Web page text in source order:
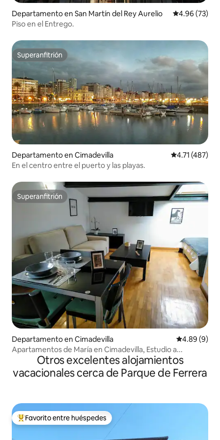
Departamento en San Martín del Rey Aurelio Calificación
4.96 (73)
Piso en el Entrego.
Superanfitrión
Superanfitrión
Departamento en Cimadevilla Calificación
4.71 (487)
En el centro entre el puerto y las playas.
Superanfitrión
Superanfitrión
Departamento en Cimadevilla Calificación
4.89 (9)
Apartamentos de María en Cimadevilla, Estudio a...
Otros excelentes alojamientos
vacacionales cerca de Parque de Ferrera
De los mejores en Favorito entre huéspedes
Favorito entre huéspedes